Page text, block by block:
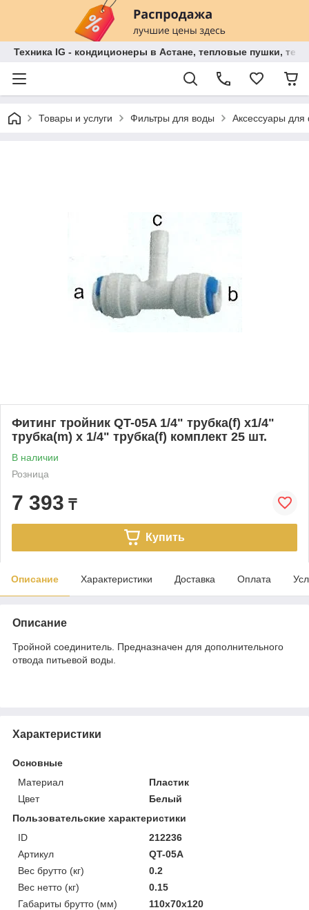
Техника IG - кондиционеры в Астане, тепловые пушки,
Товары и услуги Фильтры для воды Аксессуары для
Фитинг тройник QT-05A 1/4" трубка(f) x1/4"
трубка(m) x 1/4" трубка(f) комплект 25 шт.
В наличии
Розница
7 393 ₸
Купить
Описание Характеристики Доставка Оплата
Описание
Тройной соединитель. Предназначен для дополнительного
отвода питьевой воды.
Характеристики
Основные
Материал
Пластик
Цвет
Белый
Пользовательские характеристики
ID
212236
Артикул
QT-05A
Вес брутто (кг)
0.2
Вес нетто (кг)
0.15
Габариты брутто (мм)
110x70x120